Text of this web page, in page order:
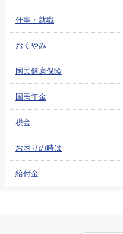
仕事・就職
おくやみ
国民健康保険
国民年金
税金
お困りの時は
給付金